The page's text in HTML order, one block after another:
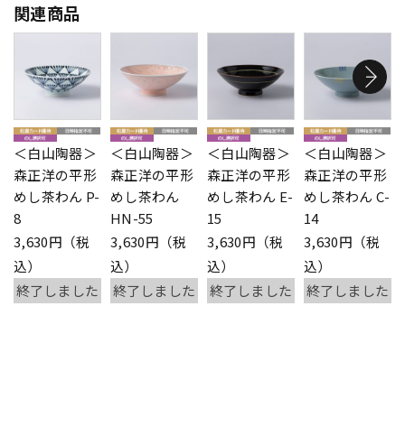
関連商品
＜白山陶器＞
森正洋の平形
めし茶わん P-
8
3,630円（税
込）
終了しました
＜白山陶器＞
森正洋の平形
めし茶わん
HN-55
3,630円（税
込）
終了しました
＜白山陶器＞
森正洋の平形
めし茶わん E-
15
3,630円（税
込）
終了しました
＜白山陶器＞
森正洋の平形
めし茶わん C-
14
3,630円（税
込）
終了しました